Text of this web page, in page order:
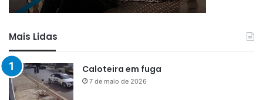
Mais Lidas
Caloteira em fuga
7 de maio de 2026